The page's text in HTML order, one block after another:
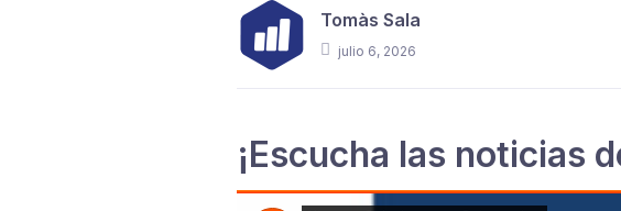
Tomàs Sala
julio 6, 2026
¡Escucha las noticias